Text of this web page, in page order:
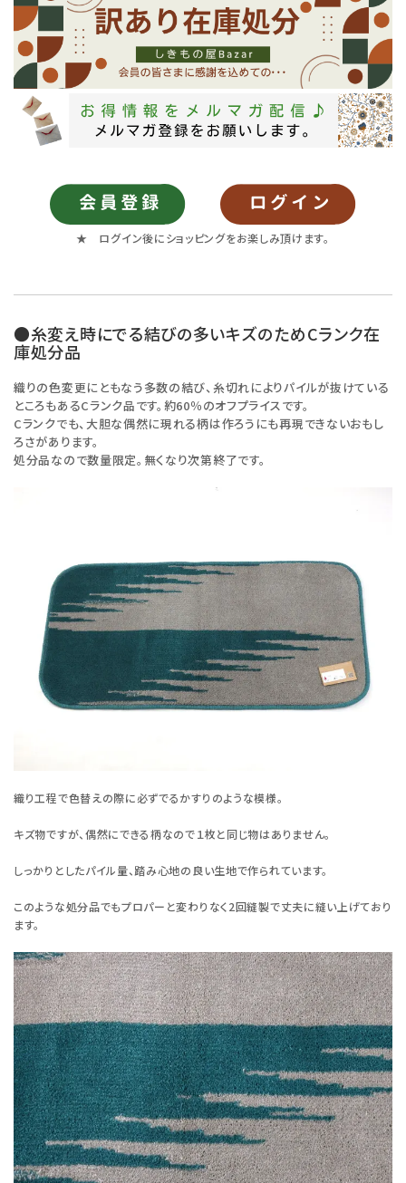
★ ログイン後にショッピングをお楽しみ頂けます。
●糸変え時にでる結びの多いキズのためCランク在
庫処分品
織りの色変更にともなう多数の結び、糸切れによりパイルが抜けている
ところもあるCランク品です。約60％のオフプライスです。
Cランクでも、大胆な偶然に現れる柄は作ろうにも再現できないおもし
ろさがあります。
処分品なので数量限定。無くなり次第終了です。
織り工程で色替えの際に必ずでるかすりのような模様。
キズ物ですが、偶然にできる柄なので１枚と同じ物はありません。
しっかりとしたパイル量、踏み心地の良い生地で作られています。
このような処分品でもプロパーと変わりなく2回縫製で丈夫に縫い上げており
ます。